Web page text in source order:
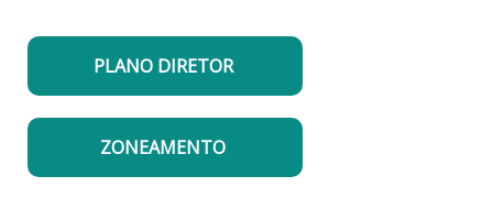
PLANO DIRETOR
ZONEAMENTO